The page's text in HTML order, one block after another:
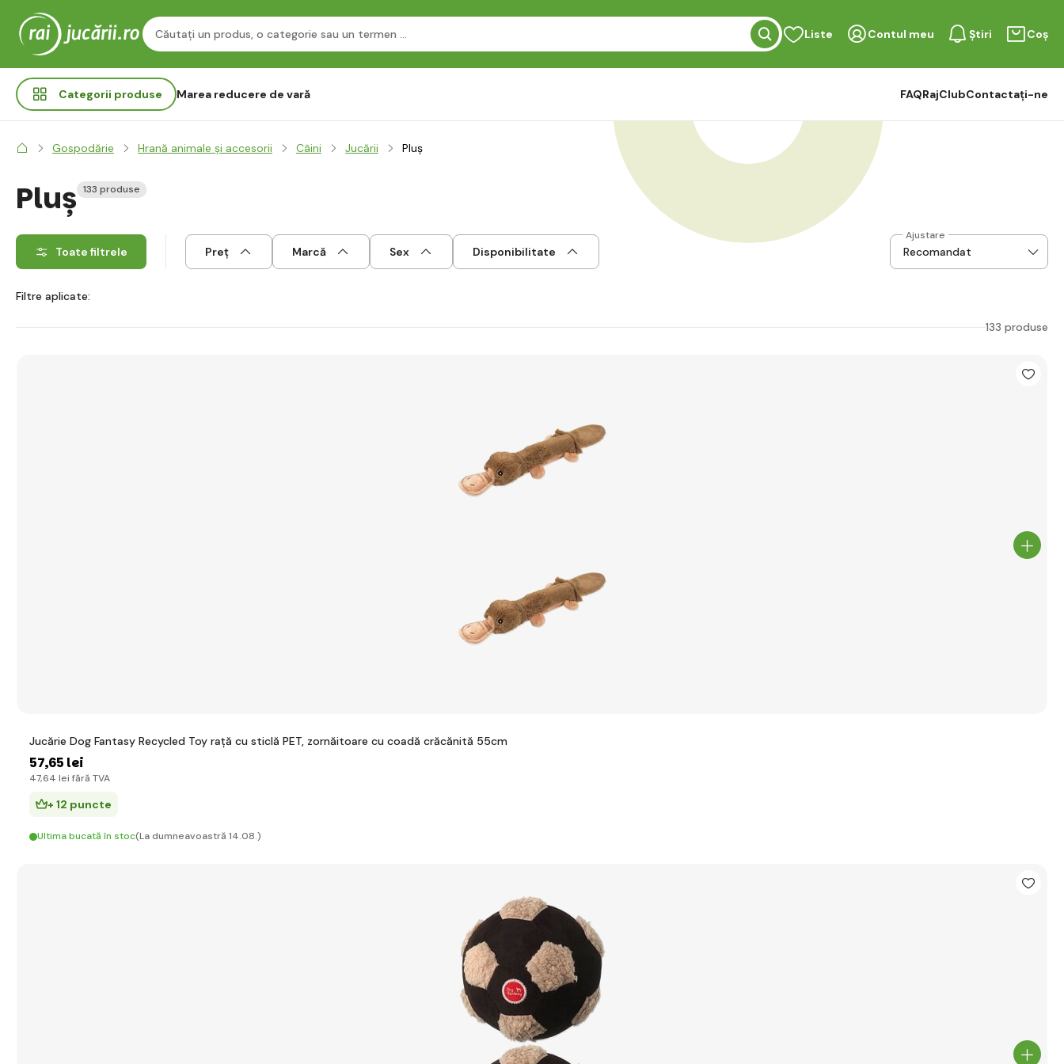
Liste Contul meu Știri Coș
Categorii produse Marea reducere de vară FAQRajClubContactați-ne
Gospodărie Hrană animale și accesorii Câini Jucării Pluș
Pluș 133 produse
Toate filtrele Preț Marcă Sex Disponibilitate
Ajustare
Filtre aplicate:
133 produse
Jucărie Dog Fantasy Recycled Toy rață cu sticlă PET, zornăitoare cu coadă crăcănită 55cm
57,65 lei
47,64 lei fără TVA
+ 12 puncte
Ultima bucată în stoc(La dumneavoastră 14.08.)